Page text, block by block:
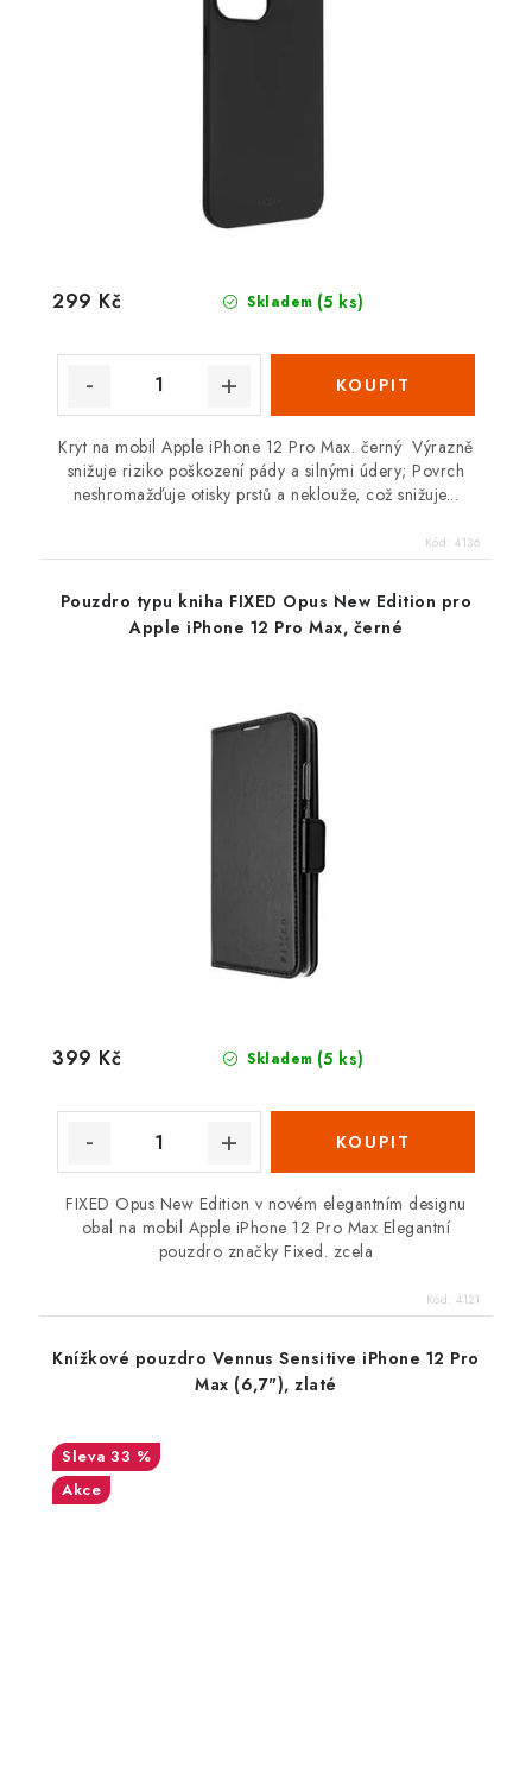
Skladem (5 ks)
299 Kč
Kryt na mobil Apple iPhone 12 Pro Max. černý Výrazně
snižuje riziko poškození pády a silnými údery; Povrch
neshromažďuje otisky prstů a neklouže, což snižuje...
Kód: 4136
Pouzdro typu kniha FIXED Opus New Edition pro
Apple iPhone 12 Pro Max, černé
Skladem (5 ks)
399 Kč
FIXED Opus New Edition v novém elegantním designu
obal na mobil Apple iPhone 12 Pro Max Elegantní
pouzdro značky Fixed. zcela
Kód: 4121
Knížkové pouzdro Vennus Sensitive iPhone 12 Pro
Max (6,7"), zlaté
33 %
Akce